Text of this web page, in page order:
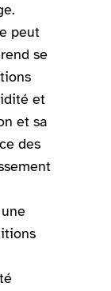
peut
se
et
et sa
des